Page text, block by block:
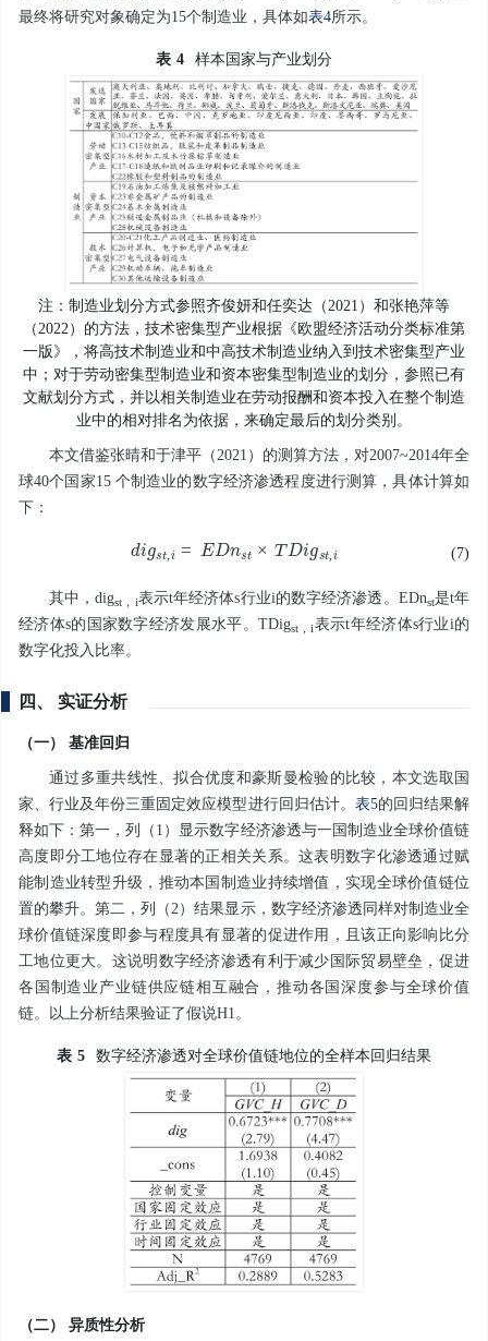
最终将研究对象确定为15个制造业，具体如表4所示。
表 4 样本国家与产业划分
注：制造业划分方式参照齐俊妍和任奕达（2021）和张艳萍等
（2022）的方法，技术密集型产业根据《欧盟经济活动分类标准第
一版》，将高技术制造业和中高技术制造业纳入到技术密集型产业
中；对于劳动密集型制造业和资本密集型制造业的划分，参照已有
文献划分方式，并以相关制造业在劳动报酬和资本投入在整个制造
业中的相对排名为依据，来确定最后的划分类别。
本文借鉴张晴和于津平（2021）的测算方法，对2007~2014年全
球40个国家15 个制造业的数字经济渗透程度进行测算，具体计算如
下：
di Dns igst,i
(7)
其中，digst ， i表示t年经济体s行业i的数字经济渗透。 EDnst是t年
经济体s的国家数字经济发展水平。 TDigst，i表示t年经济体s行业i的
数字化投入比率。
四、 实证分析
（一） 基准回归
通过多重共线性、拟合优度和豪斯曼检验的比较，本文选取国
家、行业及年份三重固定效应模型进行回归估计。 表5的回归结果解
释如下：第一，列（1）显示数字经济渗透与一国制造业全球价值链
高度即分工地位存在显著的正相关关系。这表明数字化渗透通过赋
能制造业转型升级，推动本国制造业持续增值，实现全球价值链位
置的攀升。第二，列（2）结果显示，数字经济渗透同样对制造业全
球价值链深度即参与程度具有显著的促进作用，且该正向影响比分
工地位更大。这说明数字经济渗透有利于减少国际贸易壁垒，促进
各国制造业产业链供应链相互融合，推动各国深度参与全球价值
链。以上分析结果验证了假说H1。
表 5 数字经济渗透对全球价值链地位的全样本回归结果
（二） 异质性分析